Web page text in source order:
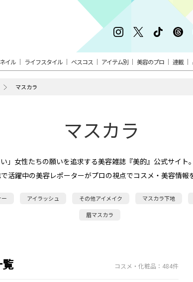
ネイル ライフスタイル ベスコス アイテム別 美容のプロ 連載
マスカラ
マスカラ
」女性たちの願いを追求する美容雑誌『美的』公式サイ
活躍中の美容レポーターがプロの視点でコスメ・美容情報
ー アイラッシュ その他アイメイク マスカラ下地
眉マスカラ
コスメ・化粧品：484件